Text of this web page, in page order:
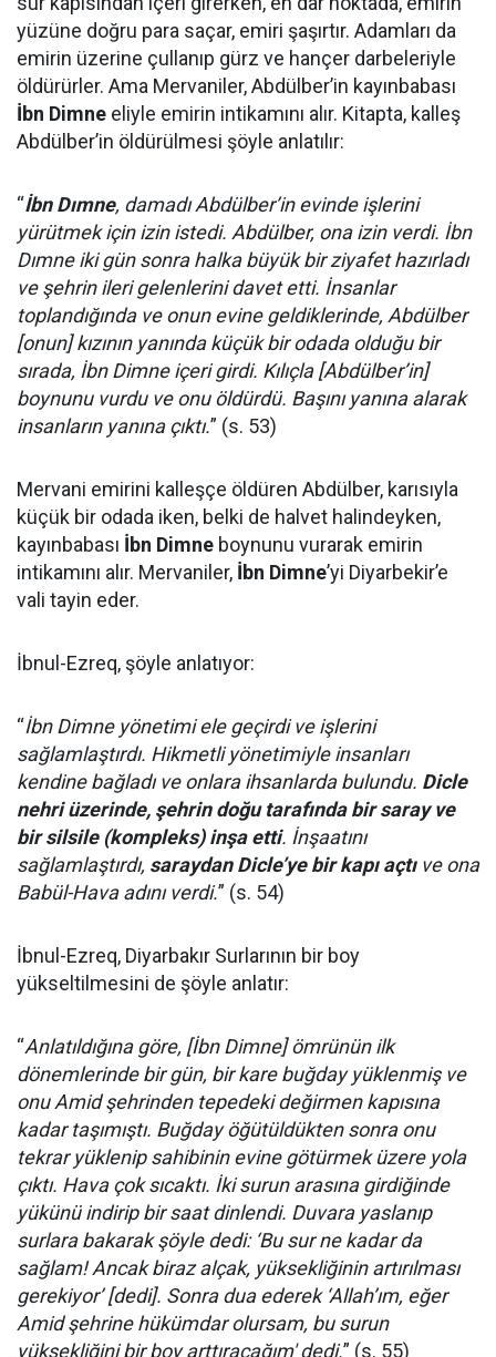
yüzüne doğru para saçar, emiri şaşırtır. Adamları da
emirin üzerine çullanıp gürz ve hançer darbeleriyle
öldürürler. Ama Mervaniler, Abdülber’in kayınbabası
İbn Dimne eliyle emirin intikamını alır. Kitapta, kalleş
Abdülber’in öldürülmesi şöyle anlatılır:
“İbn Dımne, damadı Abdülber’in evinde işlerini
yürütmek için izin istedi. Abdülber, ona izin verdi. İbn
Dımne iki gün sonra halka büyük bir ziyafet hazırladı
ve şehrin ileri gelenlerini davet etti. İnsanlar
toplandığında ve onun evine geldiklerinde, Abdülber
[onun] kızının yanında küçük bir odada olduğu bir
sırada, İbn Dimne içeri girdi. Kılıçla [Abdülber’in]
boynunu vurdu ve onu öldürdü. Başını yanına alarak
insanların yanına çıktı.” (s. 53)
Mervani emirini kalleşçe öldüren Abdülber, karısıyla
küçük bir odada iken, belki de halvet halindeyken,
kayınbabası İbn Dimne boynunu vurarak emirin
intikamını alır. Mervaniler, İbn Dimne’yi Diyarbekir’e
vali tayin eder.
İbnul-Ezreq, şöyle anlatıyor:
“İbn Dimne yönetimi ele geçirdi ve işlerini
sağlamlaştırdı. Hikmetli yönetimiyle insanları
kendine bağladı ve onlara ihsanlarda bulundu. Dicle
nehri üzerinde, şehrin doğu tarafında bir saray ve
bir silsile (kompleks) inşa etti. İnşaatını
sağlamlaştırdı, saraydan Dicle’ye bir kapı açtıve ona
Babül-Hava adını verdi.” (s. 54)
İbnul-Ezreq, Diyarbakır Surlarının bir boy
yükseltilmesini de şöyle anlatır:
“Anlatıldığına göre, [İbn Dimne] ömrünün ilk
dönemlerinde bir gün, bir kare buğday yüklenmiş ve
onu Amid şehrinden tepedeki değirmen kapısına
kadar taşımıştı. Buğday öğütüldükten sonra onu
tekrar yüklenip sahibinin evine götürmek üzere yola
çıktı. Hava çok sıcaktı. İki surun arasına girdiğinde
yükünü indirip bir saat dinlendi. Duvara yaslanıp
surlara bakarak şöyle dedi: ‘Bu sur ne kadar da
sağlam! Ancak biraz alçak, yüksekliğinin artırılması
gerekiyor’ [dedi]. Sonra dua ederek ‘Allah’ım, eğer
Amid şehrine hükümdar olursam, bu surun
yüksekliğini bir boy arttıracağım' dedi.” (s. 55)